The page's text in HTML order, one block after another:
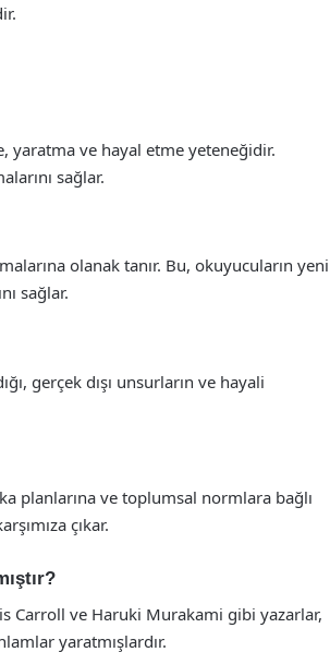
yaratma ve hayal etme yeteneğidir.
sağlar.
olanak tanır. Bu, okuyucuların yeni
sağlar.
gerçek dışı unsurların ve hayali
planlarına ve toplumsal normlara bağlı
çıkar.
Carroll ve Haruki Murakami gibi yazarlar,
yaratmışlardır.